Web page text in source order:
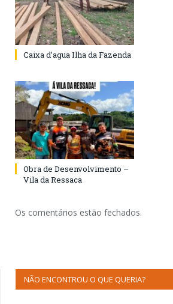
Caixa d’agua Ilha da Fazenda
Obra de Desenvolvimento –
Vila da Ressaca
Os comentários estão fechados.
NÃO ENCONTROU O QUE QUERIA?